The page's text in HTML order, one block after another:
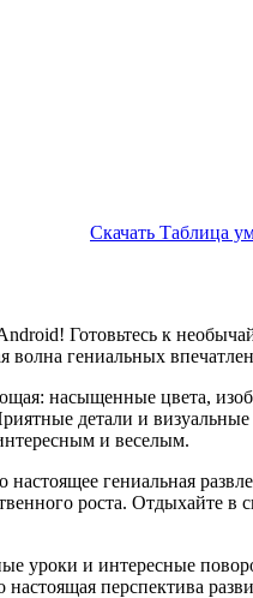
Скачать Таблица
Готовьтесь к
гениальных
насыщенные цвета,
детали и
и веселым.
гениальная
роста. Отдыхайте
уроки и интересные
перспектива